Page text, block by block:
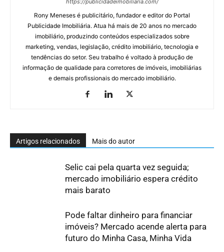
https://publicidadeimobiliaria.com/
Rony Meneses é publicitário, fundador e editor do Portal
Publicidade Imobiliária. Atua há mais de 20 anos no mercado
imobiliário, produzindo conteúdos especializados sobre
marketing, vendas, legislação, crédito imobiliário, tecnologia e
tendências do setor. Seu trabalho é voltado à produção de
informação de qualidade para corretores de imóveis, imobiliárias
e demais profissionais do mercado imobiliário.
Artigos relacionados Mais do autor
Selic cai pela quarta vez seguida;
mercado imobiliário espera crédito
mais barato
Pode faltar dinheiro para financiar
imóveis? Mercado acende alerta para
futuro do Minha Casa, Minha Vida